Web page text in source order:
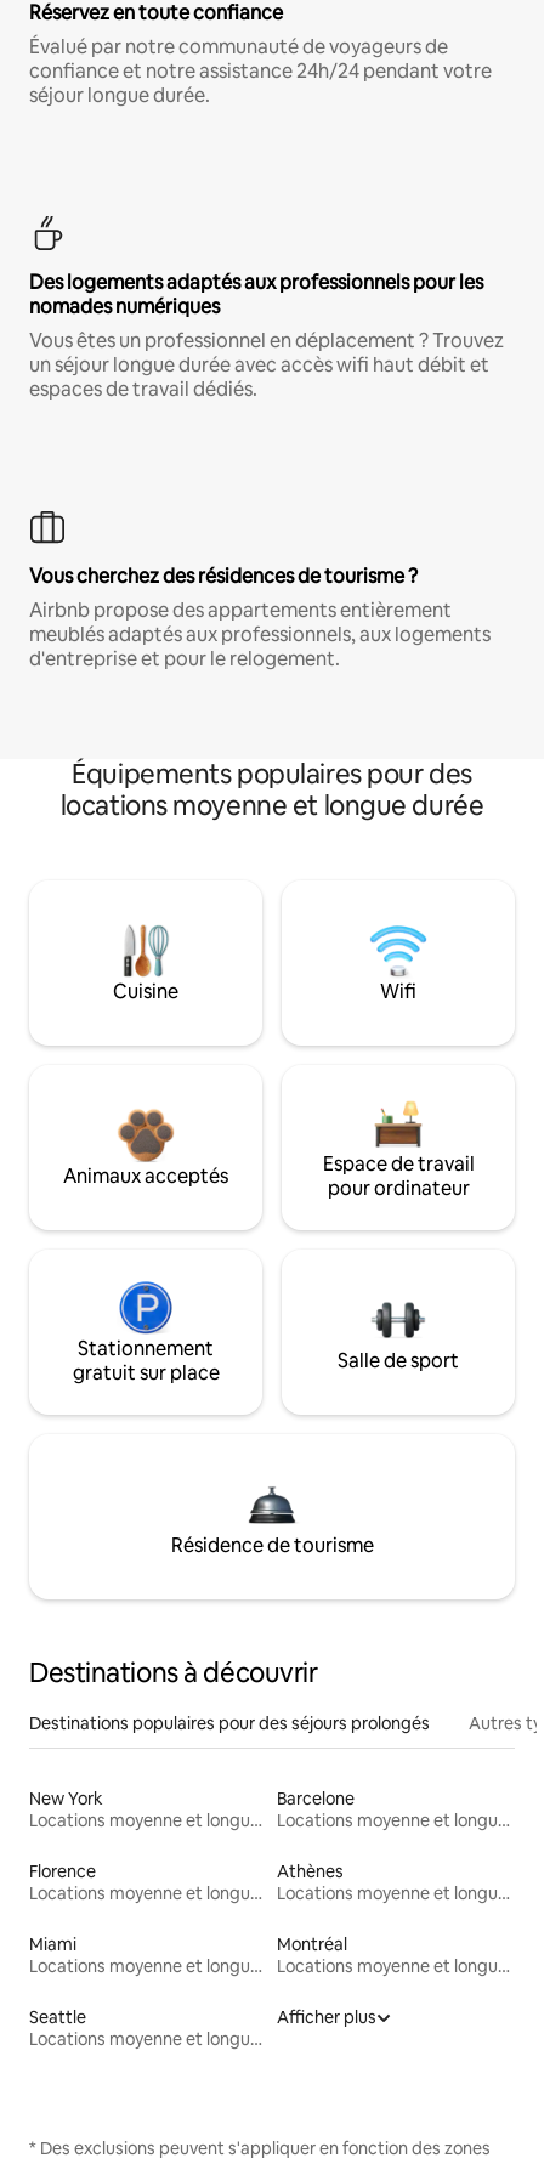
Réservez en toute confiance
Évalué par notre communauté de voyageurs de
confiance et notre assistance 24h/24 pendant votre
séjour longue durée.
Des logements adaptés aux professionnels pour les
nomades numériques
Vous êtes un professionnel en déplacement ? Trouvez
un séjour longue durée avec accès wifi haut débit et
espaces de travail dédiés.
Vous cherchez des résidences de tourisme ?
Airbnb propose des appartements entièrement
meublés adaptés aux professionnels, aux logements
d'entreprise et pour le relogement.
Équipements populaires pour des
locations moyenne et longue durée
Cuisine Wifi
Animaux acceptés
Espace de travail
pour ordinateur
Stationnement
gratuit sur place
Salle de sport
Résidence de tourisme
Destinations à découvrir
Destinations populaires pour des séjours prolongés Autres
New York
Locations moyenne et longue durée
Barcelone
Locations moyenne et longue durée
Florence
Locations moyenne et longue durée
Athènes
Locations moyenne et longue durée
Miami
Locations moyenne et longue durée
Montréal
Locations moyenne et longue durée
Seattle
Locations moyenne et longue durée
Afficher plus
* Des exclusions peuvent s'appliquer en fonction des zones